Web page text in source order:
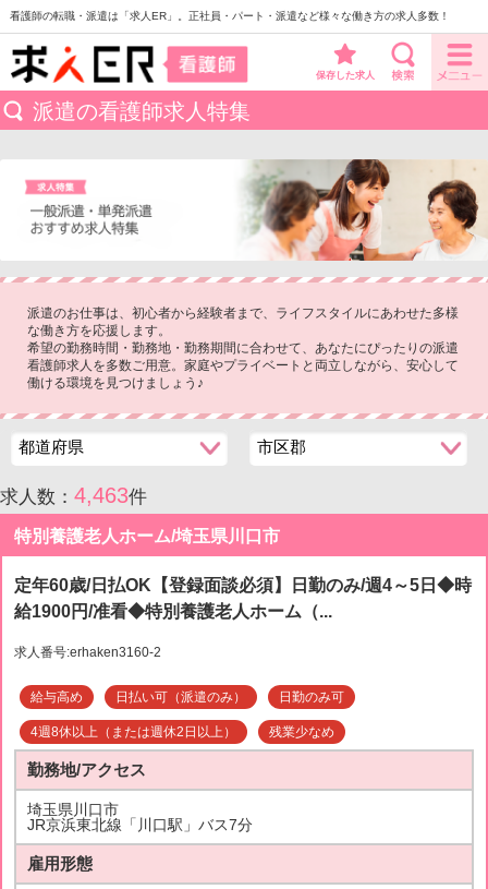
看護師の転職・派遣は「求人ER」。正社員・パート・派遣など様々な働き方の求人多数！
保存した求人
派遣の看護師求人特集
派遣のお仕事は、初心者から経験者まで、ライフスタイルにあわせた多様
な働き方を応援します。
希望の勤務時間・勤務地・勤務期間に合わせて、あなたにぴったりの派遣
看護師求人を多数ご用意。家庭やプライベートと両立しながら、安心して
働ける環境を見つけましょう♪
求人数： 4,463件
特別養護老人ホーム/埼玉県川口市
定年60歳/日払OK【登録面談必須】日勤のみ/週4～5日◆時
給1900円/准看◆特別養護老人ホーム（...
求人番号:erhaken3160-2
給与高め 日払い可（派遣のみ） 日勤のみ可
4週8休以上（または週休2日以上） 残業少なめ
勤務地/アクセス
埼玉県川口市
JR京浜東北線「川口駅」バス7分
雇用形態